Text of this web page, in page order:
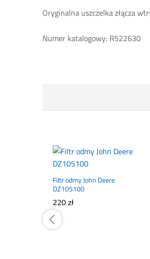
Oryginalna uszczelka złącza
Numer katalogowy: R522630
Filtr odmy John Deere
DZ105100
220zł